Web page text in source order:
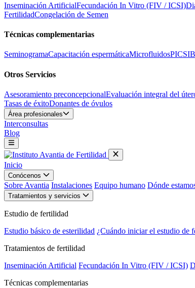
Inseminación ArtificialFecundación In Vitro (FIV / ICSI)
FertilidadCongelación de Semen
Técnicas complementarias
SeminogramaCapacitación espermáticaMicrofluidosPICSI
Otros Servicios
Asesoramiento preconcepcionalEvaluación integral del
Tasas de éxitoDonantes de óvulos
Área profesionales
Interconsultas
Blog
Inicio
Conócenos
Sobre Avantia Instalaciones Equipo humano Dónde
Tratamientos y servicios
Estudio de fertilidad
Estudio básico de esterilidad ¿Cuándo iniciar el estudio de
Tratamientos de fertilidad
Inseminación Artificial Fecundación In Vitro (FIV / ICSI)
Técnicas complementarias